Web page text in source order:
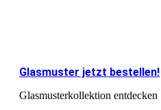
Glasmuster jetzt bestellen!
Glasmusterkollektion entdecken